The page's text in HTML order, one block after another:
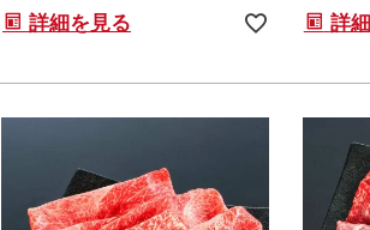
詳細を見る 詳